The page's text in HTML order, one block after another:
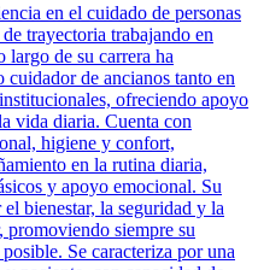
en el cuidado de personas
trayectoria trabajando en
de su carrera ha
cuidador de ancianos tanto en
ofreciendo apoyo
vida diaria. Cuenta con
higiene y confort,
en la rutina diaria,
y apoyo emocional. Su
bienestar, la seguridad y la
promoviendo siempre su
Se caracteriza por una